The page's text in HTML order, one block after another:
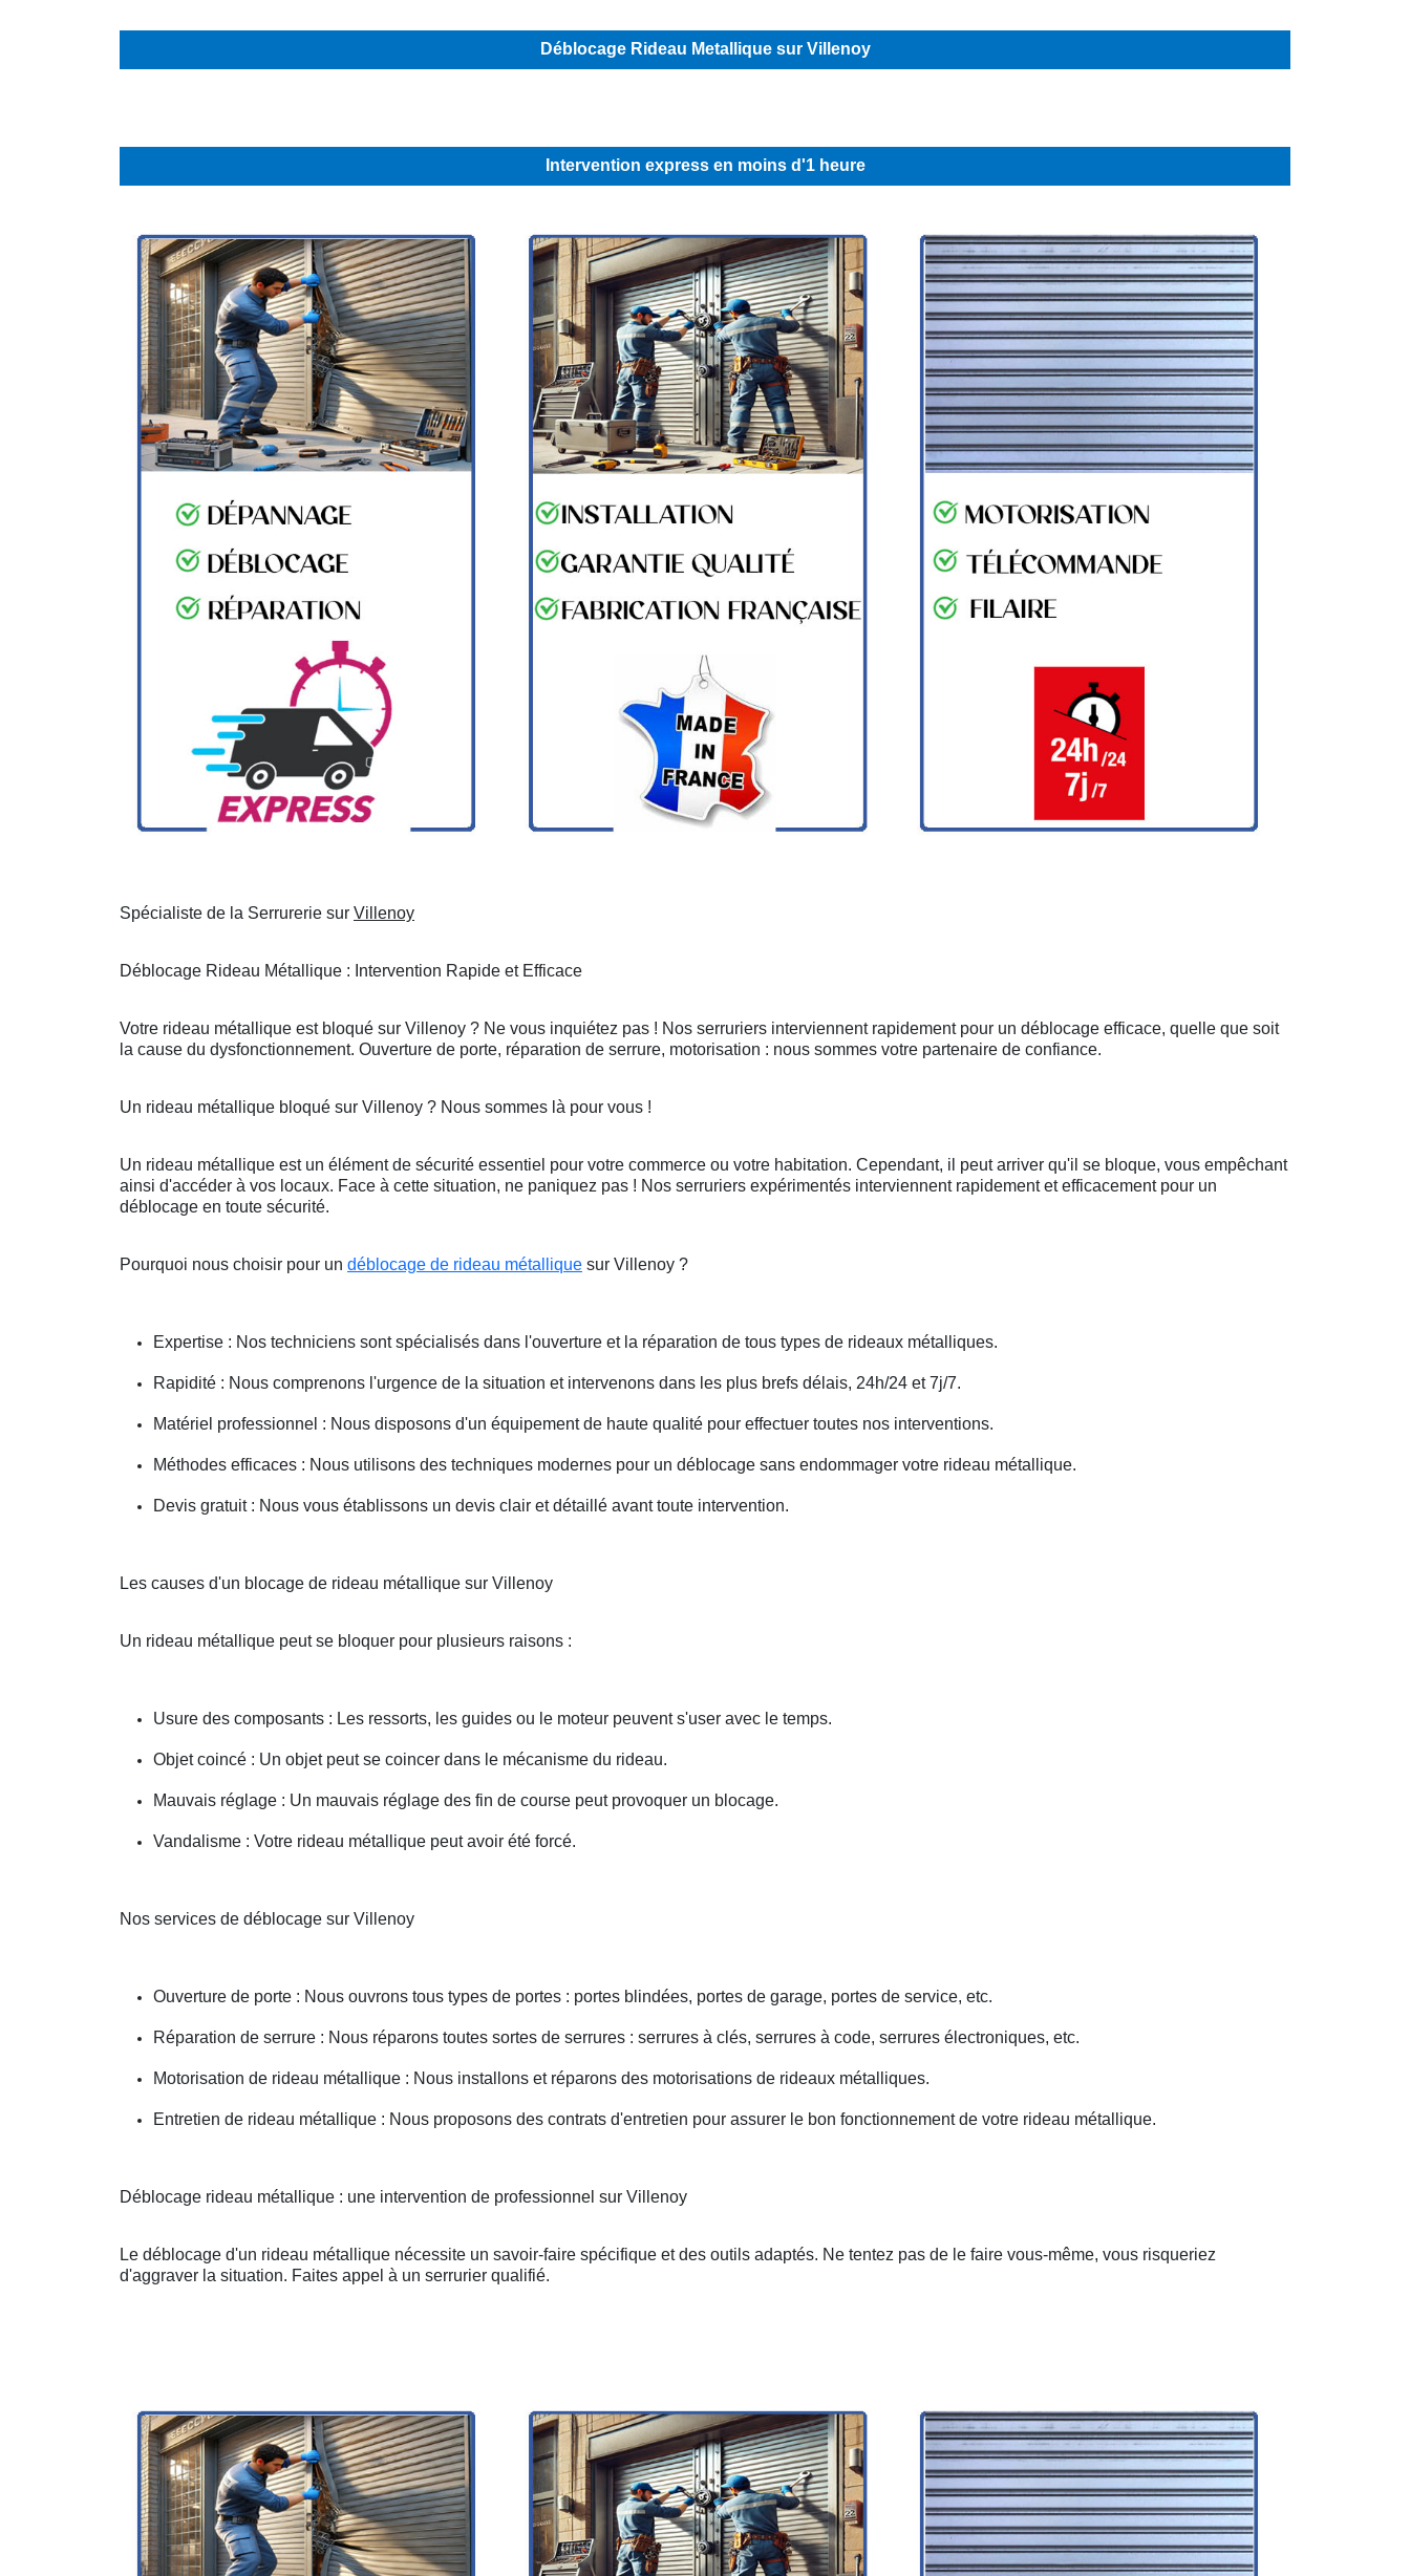
Déblocage Rideau Metallique sur Villenoy
Intervention express en moins d'1 heure
Spécialiste de la Serrurerie sur Villenoy
Déblocage Rideau Métallique : Intervention Rapide et Efficace
Votre rideau métallique est bloqué sur Villenoy ? Ne vous inquiétez pas ! Nos serruriers interviennent rapidement pour un déblocage efficace, quelle que soit
la cause du dysfonctionnement. Ouverture de porte, réparation de serrure, motorisation : nous sommes votre partenaire de confiance.
Un rideau métallique bloqué sur Villenoy ? Nous sommes là pour vous !
Un rideau métallique est un élément de sécurité essentiel pour votre commerce ou votre habitation. Cependant, il peut arriver qu'il se bloque, vous empêchant
ainsi d'accéder à vos locaux. Face à cette situation, ne paniquez pas ! Nos serruriers expérimentés interviennent rapidement et efficacement pour un
déblocage en toute sécurité.
Pourquoi nous choisir pour un déblocage de rideau métallique sur Villenoy ?
Expertise : Nos techniciens sont spécialisés dans l'ouverture et la réparation de tous types de rideaux métalliques.
Rapidité : Nous comprenons l'urgence de la situation et intervenons dans les plus brefs délais, 24h/24 et 7j/7.
Matériel professionnel : Nous disposons d'un équipement de haute qualité pour effectuer toutes nos interventions.
Méthodes efficaces : Nous utilisons des techniques modernes pour un déblocage sans endommager votre rideau métallique.
Devis gratuit : Nous vous établissons un devis clair et détaillé avant toute intervention.
Les causes d'un blocage de rideau métallique sur Villenoy
Un rideau métallique peut se bloquer pour plusieurs raisons :
Usure des composants : Les ressorts, les guides ou le moteur peuvent s'user avec le temps.
Objet coincé : Un objet peut se coincer dans le mécanisme du rideau.
Mauvais réglage : Un mauvais réglage des fin de course peut provoquer un blocage.
Vandalisme : Votre rideau métallique peut avoir été forcé.
Nos services de déblocage sur Villenoy
Ouverture de porte : Nous ouvrons tous types de portes : portes blindées, portes de garage, portes de service, etc.
Réparation de serrure : Nous réparons toutes sortes de serrures : serrures à clés, serrures à code, serrures électroniques, etc.
Motorisation de rideau métallique : Nous installons et réparons des motorisations de rideaux métalliques.
Entretien de rideau métallique : Nous proposons des contrats d'entretien pour assurer le bon fonctionnement de votre rideau métallique.
Déblocage rideau métallique : une intervention de professionnel sur Villenoy
Le déblocage d'un rideau métallique nécessite un savoir-faire spécifique et des outils adaptés. Ne tentez pas de le faire vous-même, vous risqueriez
d'aggraver la situation. Faites appel à un serrurier qualifié.